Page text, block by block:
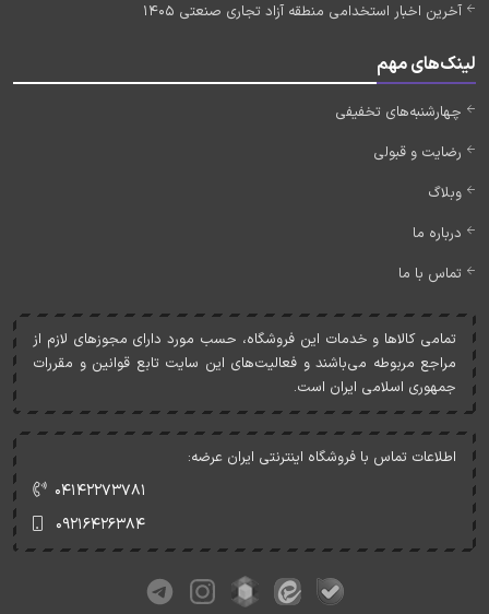
آخرین اخبار استخدامی منطقه آزاد تجاری صنعتی 1405
لینک‌های مهم
چهارشنبه‌های تخفیفی
رضایت و قبولی
وبلاگ
درباره ما
تماس با ما
تمامی کالاها و خدمات اين فروشگاه، حسب مورد دارای مجوزهای لازم از
مراجع مربوطه می‌باشند و فعاليت‌های اين سايت تابع قوانين و مقررات
جمهوری اسلامی ايران است.
اطلاعات تماس با فروشگاه اینترنتی ایران عرضه:
۰۴۱۴۲۲۷۳۷۸۱
۰۹۲۱۶۴۲۶۳۸۴